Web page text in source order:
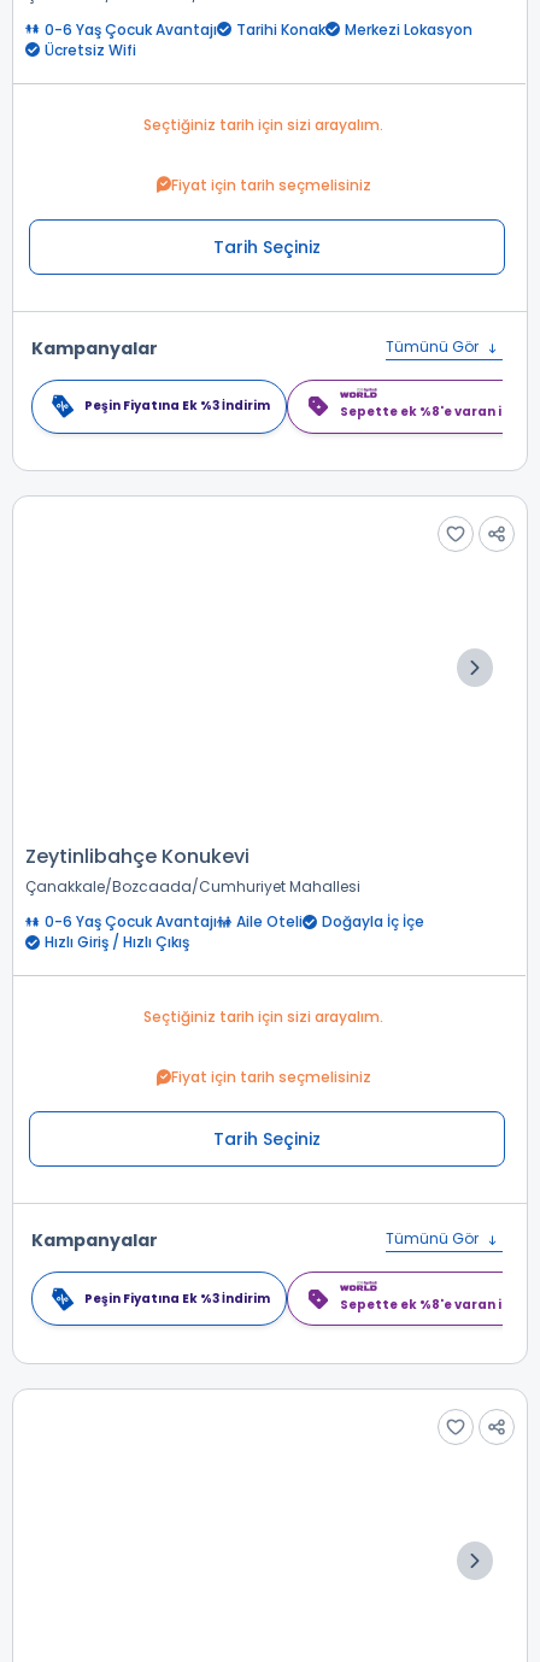
0-6 Yaş Çocuk Avantajı
Tarihi Konak
Merkezi Lokasyon
Ücretsiz Wifi
Seçtiğiniz tarih için sizi arayalım.
Fiyat için tarih seçmelisiniz
Tarih Seçiniz
Kampanyalar Tümünü Gör
Peşin Fiyatına Ek %3 İndirim Sepette ek %8'e varan
Zeytinlibahçe Konukevi
Çanakkale Bozcaada Cumhuriyet Mahallesi
0-6 Yaş Çocuk Avantajı
Aile Oteli
Doğayla İç İçe
Hızlı Giriş / Hızlı Çıkış
Seçtiğiniz tarih için sizi arayalım.
Fiyat için tarih seçmelisiniz
Tarih Seçiniz
Kampanyalar Tümünü Gör
Peşin Fiyatına Ek %3 İndirim Sepette ek %8'e varan